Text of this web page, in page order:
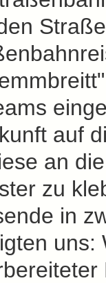
auf
an die
zu
in
uns: